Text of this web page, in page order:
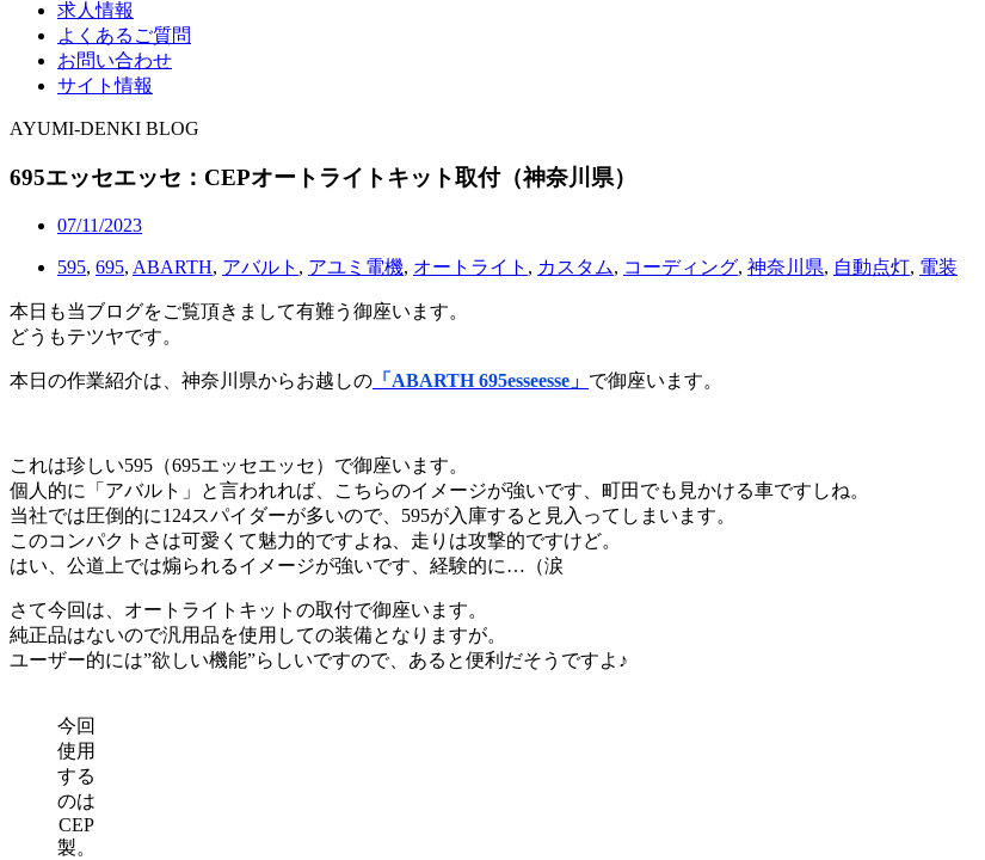
求人情報
よくあるご質問
お問い合わせ
サイト情報
AYUMI-DENKI BLOG
695エッセエッセ：CEPオートライトキット取付（神奈川県）
07/11/2023
595, 695, ABARTH, アバルト , アユミ電機, オートライト , カスタム, コーディング, 神奈川県, 自動点灯, 電装
本日も当ブログをご覧頂きまして有難う御座います。
どうもテツヤです。
本日の作業紹介は、神奈川県からお越しの 「ABARTH 695esseesse」 で御座います。
これは珍しい595（695エッセエッセ）で御座います。
個人的に「アバルト」と言われれば、こちらのイメージが強いです、町田でも見かける車ですしね。
当社では圧倒的に124スパイダーが多いので、595が入庫すると見入ってしまいます。
このコンパクトさは可愛くて魅力的ですよね、走りは攻撃的ですけど。
はい、公道上では煽られるイメージが強いです、経験的に…（涙
さて今回は、オートライトキットの取付で御座います。
純正品はないので汎用品を使用しての装備となりますが。
ユーザー的には”欲しい機能”らしいですので、あると便利だそうですよ♪
今回
使用
する
のは
CEP
製。